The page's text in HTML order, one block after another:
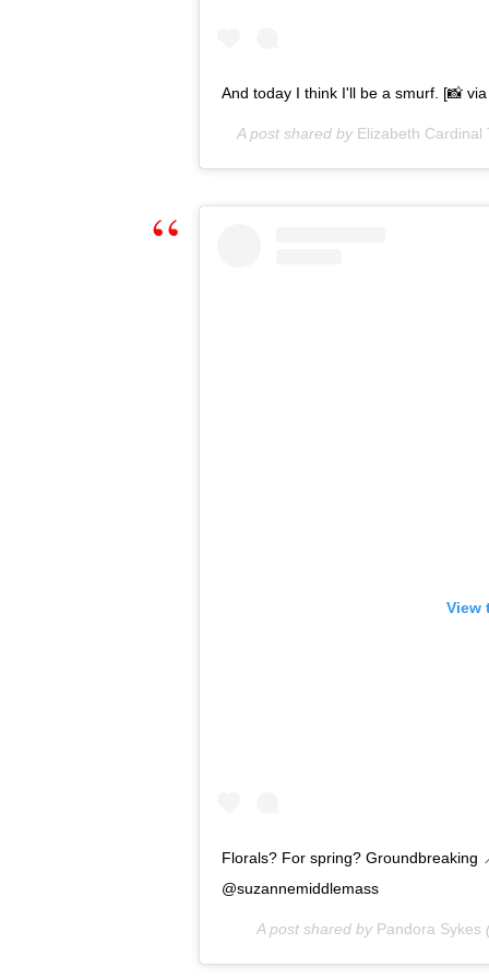
And today I think I'll be a smurf. [📸
A post shared by Elizabeth Cardinal
View
Florals? For spring? Groundbreaking
@suzannemiddlemass
A post shared by Pandora Sykes